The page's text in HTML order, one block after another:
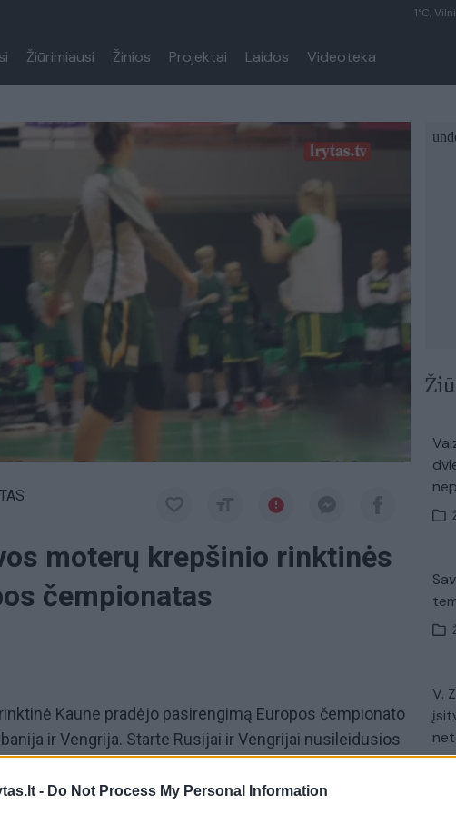
- Do Not Process My Personal Information
1°C,
Žiūrimiausi Žinios Projektai Laidos Videoteka
moterų krepšinio rinktinės
čempionatas
Kaune pradėjo pasirengimą Europos čempionato
ir Vengrija. Starte Rusijai ir Vengrijai nusileidusios
vilčių pelnyti bilietą į čempionatą. Legendinis
Seedorfas perima La Korunjos „Deportivo“ vairą ir
V.